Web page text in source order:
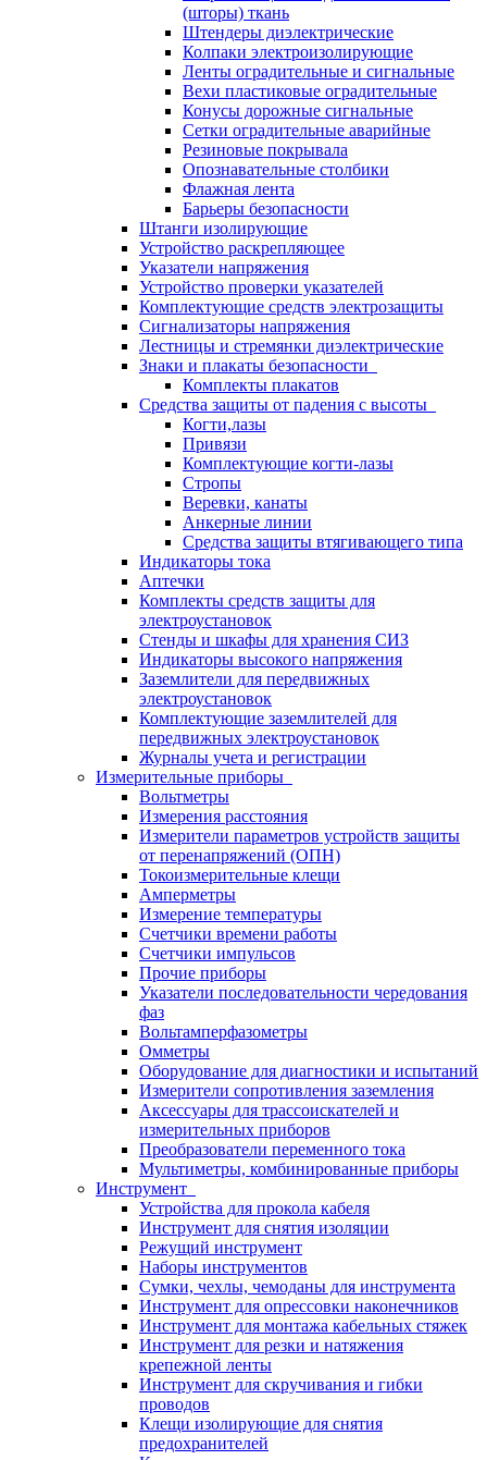
(шторы) ткань
Штендеры диэлектрические
Колпаки электроизолирующие
Ленты оградительные и сигнальные
Вехи пластиковые оградительные
Конусы дорожные сигнальные
Сетки оградительные аварийные
Резиновые покрывала
Опознавательные столбики
Флажная лента
Барьеры безопасности
Штанги изолирующие
Устройство раскрепляющее
Указатели напряжения
Устройство проверки указателей
Комплектующие средств электрозащиты
Сигнализаторы напряжения
Лестницы и стремянки диэлектрические
Знаки и плакаты безопасности
Комплекты плакатов
Средства защиты от падения с высоты
Когти,лазы
Привязи
Комплектующие когти-лазы
Стропы
Веревки, канаты
Анкерные линии
Средства защиты втягивающего типа
Индикаторы тока
Аптечки
Комплекты средств защиты для
электроустановок
Стенды и шкафы для хранения СИЗ
Индикаторы высокого напряжения
Заземлители для передвижных
электроустановок
Комплектующие заземлителей для
передвижных электроустановок
Журналы учета и регистрации
Измерительные приборы
Вольтметры
Измерения расстояния
Измерители параметров устройств защиты
от перенапряжений (ОПН)
Токоизмерительные клещи
Амперметры
Измерение температуры
Счетчики времени работы
Счетчики импульсов
Прочие приборы
Указатели последовательности чередования
фаз
Вольтамперфазометры
Омметры
Оборудование для диагностики и испытаний
Измерители сопротивления заземления
Аксессуары для трассоискателей и
измерительных приборов
Преобразователи переменного тока
Мультиметры, комбинированные приборы
Инструмент
Устройства для прокола кабеля
Инструмент для снятия изоляции
Режущий инструмент
Наборы инструментов
Сумки, чехлы, чемоданы для инструмента
Инструмент для опрессовки наконечников
Инструмент для монтажа кабельных стяжек
Инструмент для резки и натяжения
крепежной ленты
Инструмент для скручивания и гибки
проводов
Клещи изолирующие для снятия
предохранителей